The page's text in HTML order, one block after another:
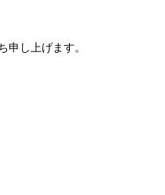
申し上げます。